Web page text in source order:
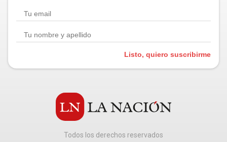
Listo, quiero suscribirme
Todos los derechos reservados